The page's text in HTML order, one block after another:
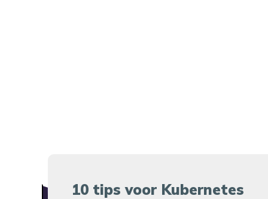
10 tips voor Kubernetes